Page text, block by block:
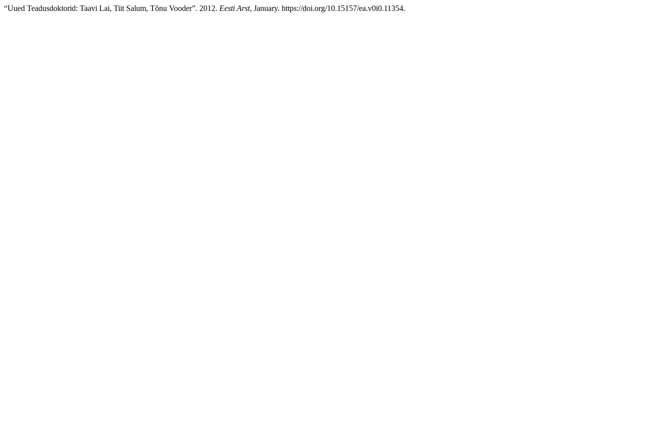
“Uued Teadusdoktorid: Taavi Lai, Tiit Salum, Tõnu Vooder”. 2012. Eesti Arst, January. https://doi.org/10.15157/ea.v0i0.11354.